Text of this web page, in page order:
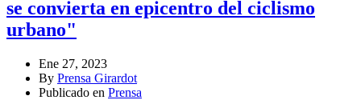
se convierta en epicentro del ciclismo
urbano"
Ene 27, 2023
By Prensa Girardot
Publicado en Prensa